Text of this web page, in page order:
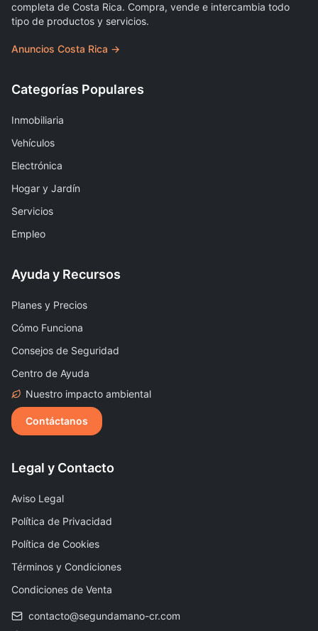
completa de Costa Rica. Compra, vende e intercambia todo
tipo de productos y servicios.
Anuncios Costa Rica →
Categorías Populares
Inmobiliaria
Vehículos
Electrónica
Hogar y Jardín
Servicios
Empleo
Ayuda y Recursos
Planes y Precios
Cómo Funciona
Consejos de Seguridad
Centro de Ayuda
Nuestro impacto ambiental
Contáctanos
Legal y Contacto
Aviso Legal
Política de Privacidad
Política de Cookies
Términos y Condiciones
Condiciones de Venta
contacto@segundamano-cr.com